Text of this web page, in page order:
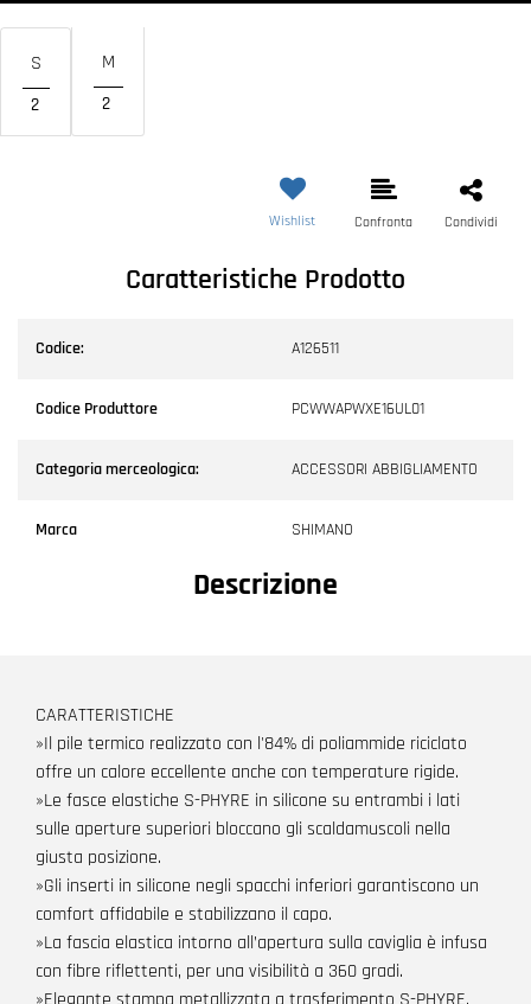
S
2
M
2
Wishlist Confronta Condividi
Caratteristiche Prodotto
Codice: A126511
Codice Produttore PCWWAPWXE16UL01
Categoria merceologica: ACCESSORI ABBIGLIAMENTO
Marca SHIMANO
Descrizione
CARATTERISTICHE
»Il pile termico realizzato con l'84% di poliammide riciclato
offre un calore eccellente anche con temperature rigide.
»Le fasce elastiche S-PHYRE in silicone su entrambi i lati
sulle aperture superiori bloccano gli scaldamuscoli nella
giusta posizione.
»Gli inserti in silicone negli spacchi inferiori garantiscono un
comfort affidabile e stabilizzano il capo.
»La fascia elastica intorno all’apertura sulla caviglia è infusa
con fibre riflettenti, per una visibilità a 360 gradi.